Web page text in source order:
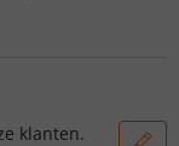
klanten.